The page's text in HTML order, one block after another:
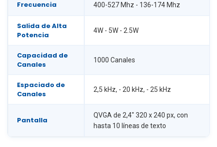
Frecuencia 400-527 Mhz - 136-174 Mhz
Salida de Alta
Potencia
4W - 5W - 2.5W
Capacidad de
Canales
1000 Canales
Espaciado de
Canales
2,5 kHz, - 20 kHz, - 25 kHz
Pantalla
QVGA de 2,4" 320 x 240 px, con
hasta 10 líneas de texto